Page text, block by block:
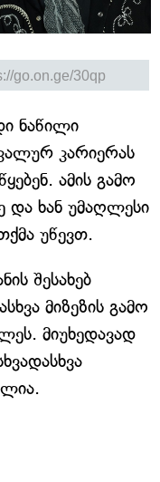
ნაწილი
კარიერას
ამის გამო
და ხან უმაღლესი
უწევთ.
შესახებ
მიზეზის გამო
მიუხედავად